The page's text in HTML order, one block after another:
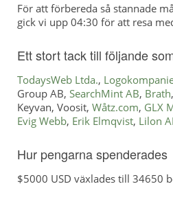
För att förbereda så stannade
gick vi upp 04:30 för att resa
Ett stort tack till följande
TodaysWeb Ltda.,
Group AB, SearchMint AB, Brath,
Keyvan, Voosit, Wåtz.com, GLX
Evig Webb, Erik Elmqvist, Lilon
Hur pengarna spenderades
$5000 USD växlades till 34650